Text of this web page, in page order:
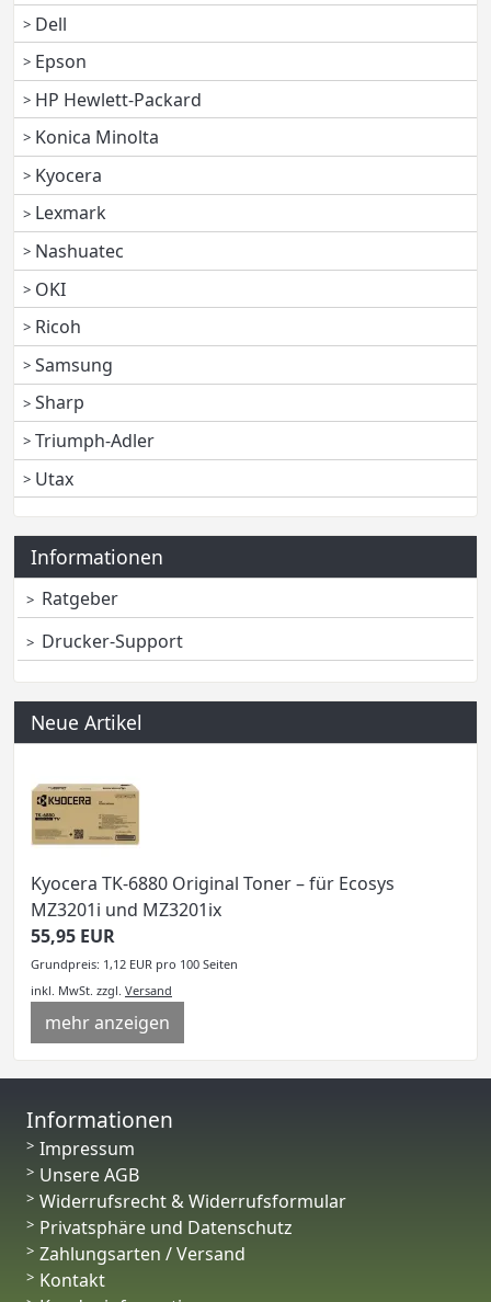
Dell
Epson
HP Hewlett-Packard
Konica Minolta
Kyocera
Lexmark
Nashuatec
OKI
Ricoh
Samsung
Sharp
Triumph-Adler
Utax
Informationen
Ratgeber
Drucker-Support
Neue Artikel
Kyocera TK-6880 Original Toner – für Ecosys
MZ3201i und MZ3201ix
55,95 EUR
Grundpreis: 1,12 EUR pro 100 Seiten
inkl. MwSt. zzgl. Versand
mehr anzeigen
Informationen
Impressum
Unsere AGB
Widerrufsrecht & Widerrufsformular
Privatsphäre und Datenschutz
Zahlungsarten / Versand
Kontakt